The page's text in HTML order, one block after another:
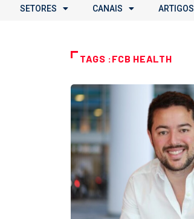
SETORES CANAIS ARTIGOS
TAGS :FCB HEALTH